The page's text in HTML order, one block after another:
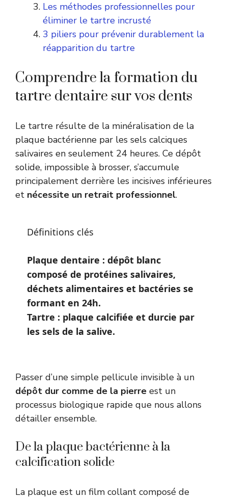
Les méthodes professionnelles pour
éliminer le tartre incrusté
3 piliers pour prévenir durablement la
réapparition du tartre
Comprendre la formation du
tartre dentaire sur vos dents
Le tartre résulte de la minéralisation de la
plaque bactérienne par les sels calciques
salivaires en seulement 24 heures. Ce dépôt
solide, impossible à brosser, s’accumule
principalement derrière les incisives inférieures
et nécessite un retrait professionnel.
Définitions clés
Plaque dentaire : dépôt blanc
composé de protéines salivaires,
déchets alimentaires et bactéries se
formant en 24h.
Tartre : plaque calcifiée et durcie par
les sels de la salive.
Passer d’une simple pellicule invisible à un
dépôt dur comme de la pierre est un
processus biologique rapide que nous allons
détailler ensemble.
De la plaque bactérienne à la
calcification solide
La plaque est un film collant composé de